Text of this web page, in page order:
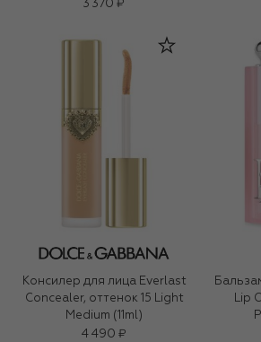
Devotion Red (1,2g)
3 370 ₽
Консилер для лица Everlast
Concealer, оттенок 15 Light
Medium (11ml)
4 490 ₽
Lip